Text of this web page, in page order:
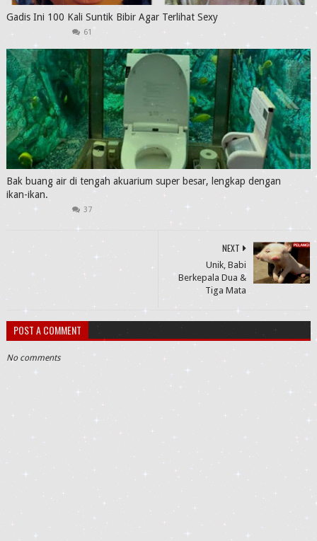
Gadis Ini 100 Kali Suntik Bibir Agar Terlihat Sexy
61
Bak buang air di tengah akuarium super besar, lengkap dengan
ikan-ikan.
37
NEXT
Unik, Babi
Berkepala Dua &
Tiga Mata
POST A COMMENT
No comments